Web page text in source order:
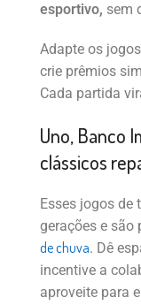
esportivo, sem
Adapte os
crie prêmios
Cada partida
Uno, Banco
clássicos
Esses jogos de
gerações e são
de chuva. Dê
incentive a
aproveite para